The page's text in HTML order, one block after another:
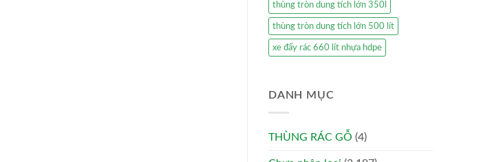
thùng tròn dung tích lớn 350l
thùng tròn dung tích lớn 500 lít
xe đẩy rác 660 lít nhựa hdpe
DANH MỤC
THÙNG RÁC GỖ (4)